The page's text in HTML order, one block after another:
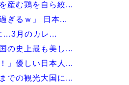
産む鶏を自ら絞...
ぎるｗ」 日本...
…3月のカレ...
の史上最も美し...
」優しい日本人...
での観光大国に...